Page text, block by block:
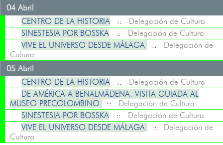
04 Abril
CENTRO DE LA HISTORIA :: Delegación de Cultura
SINESTESIA POR BOSSKA :: Delegación de Cultura
VIVE EL UNIVERSO DESDE MÁLAGA
:: Delegación de
Cultura
05 Abril
CENTRO DE LA HISTORIA :: Delegación de Cultura
DE AMÉRICA A BENALMÁDENA: VISITA GUIADA AL
MUSEO PRECOLOMBINO
:: Delegación de Cultura
SINESTESIA POR BOSSKA :: Delegación de Cultura
VIVE EL UNIVERSO DESDE MÁLAGA
:: Delegación de
Cultura